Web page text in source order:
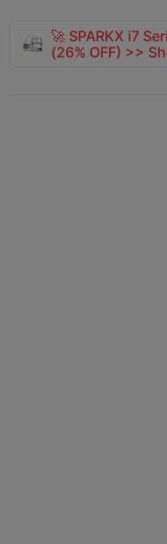
🚀 SPARKX i7
(26% OFF) >>